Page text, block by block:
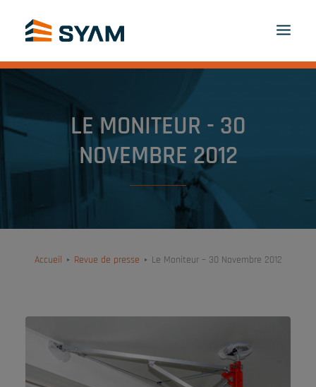
CONTACT
CONNEXION
LE MONITEUR - 30
NOVEMBRE 2012
Accueil Revue de presse Le Moniteur – 30 Novembre 2012